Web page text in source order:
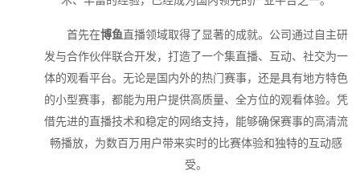
首先在博鱼直播领域取得了显著的成就。公司通过自主研
发与合作伙伴联合开发，打造了一个集直播、互动、社交为一
体的观看平台。无论是国内外的热门赛事，还是具有地方特色
的小型赛事，都能为用户提供高质量、全方位的观看体验。凭
借先进的直播技术和稳定的网络支持，能够确保赛事的高清流
畅播放，为数百万用户带来实时的比赛体验和独特的互动感
受。